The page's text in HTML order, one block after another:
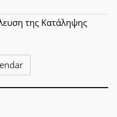
της Κατάληψης